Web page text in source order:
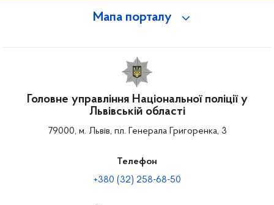
Мапа порталу
Головне управління Національної поліції у
Львівській області
79000, м. Львів, пл. Генерала Григоренка, 3
Телефон
+380 (32) 258-68-50